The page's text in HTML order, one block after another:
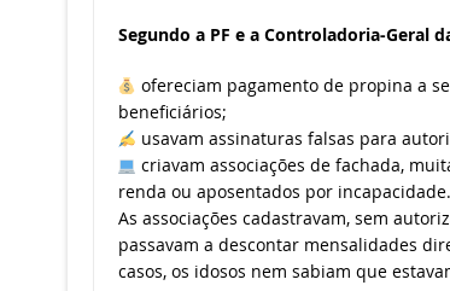
Segundo a PF e a Controladoria-Geral
ofereciam pagamento de propina a
beneficiários;
usavam assinaturas falsas para
criavam associações de fachada,
renda ou aposentados por incapacidade.
As associações cadastravam, sem
passavam a descontar mensalidades
casos, os idosos nem sabiam que